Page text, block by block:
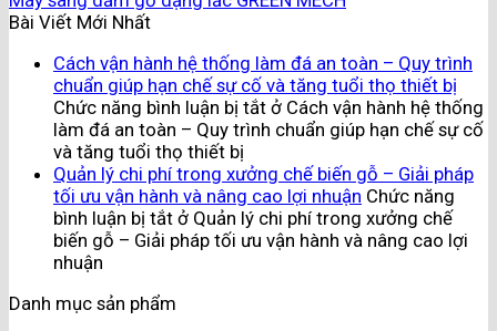
Bài Viết Mới Nhất
Cách vận hành hệ thống làm đá an toàn – Quy trình
chuẩn giúp hạn chế sự cố và tăng tuổi thọ thiết bị
Chức năng bình luận bị tắt ở Cách vận hành hệ thống
làm đá an toàn – Quy trình chuẩn giúp hạn chế sự cố
và tăng tuổi thọ thiết bị
Quản lý chi phí trong xưởng chế biến gỗ – Giải pháp
tối ưu vận hành và nâng cao lợi nhuận Chức năng
bình luận bị tắt ở Quản lý chi phí trong xưởng chế
biến gỗ – Giải pháp tối ưu vận hành và nâng cao lợi
nhuận
Danh mục sản phẩm